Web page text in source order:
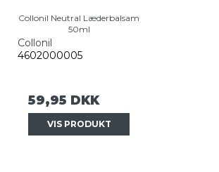
Collonil Neutral Læderbalsam
50ml
Collonil
4602000005
59,95 DKK
VIS PRODUKT